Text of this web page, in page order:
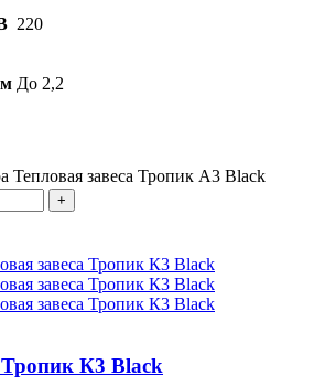
220
До 2,2
Тепловая завеса Тропик А3 Black
Тропик К3 Black